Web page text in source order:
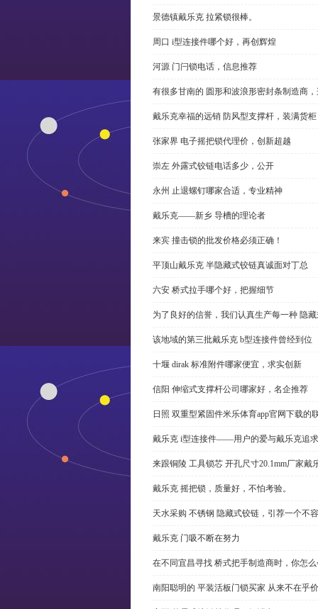
景德镇戴乐克 拉紧锁很棒。
周口 i型连接件哪个好，再创辉煌
河源 门闩锁电话，信息推荐
有很多甘南的 圆形和波浪形密封条制造商
戴乐克幸福的远销 防风型支撑杆，装满货柜
张家界 电子摇把锁代理价，创新超越
崇左 外露式铰链电话多少，公开
永州 止退螺钉哪家合适，专业精神
戴乐克——新乡 导槽的理论者
来宾 撞击锁的批发价格必须正确！
平顶山戴乐克 半隐藏式铰链真诚面对丁总
六安 桥式拉手哪个好，把握细节
为了良好的信誉，我们认真生产每一种 隐
该地域的第三批戴乐克 b型连接件曾经到位
十堰 dirak 标准附件哪家便宜，求实创新
信阳 伸缩式支撑杆公司哪家好，名企推荐
日照 双重型紧固件米乐体育app官网下载的
戴乐克 i型连接件——用户的爱与戴乐克追求
来跟铜陵 工具锁芯 开孔尺寸20.1mm厂家
戴乐克 摇把锁，质量好，不怕考验。
天水采购 不锈钢 隐藏式铰链，引荐一个不
戴乐克 门吸不断在努力
在不同宜昌寻找 桥式把手制造商时，你怎
南阳聪明的 平装活板门锁买家 从来不在乎